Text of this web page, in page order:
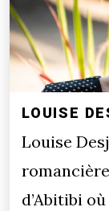
LOUISE
Louise
d’Abitibi